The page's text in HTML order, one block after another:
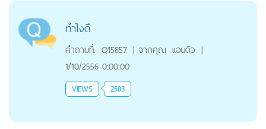
ทำไงดี
คำถามที่: Q15857 | จากคุณ เเอนดิว |
1/10/2556 0:00:00
VIEWS 2583